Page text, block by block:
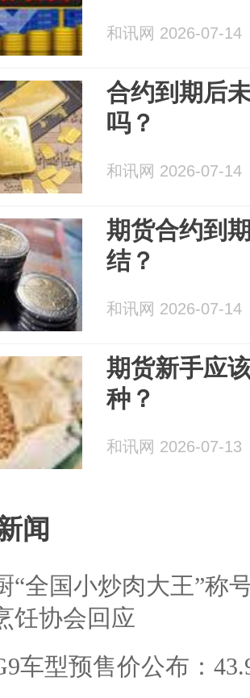
和讯网 2026-07-14
合约到期后
吗？
和讯网 2026-07-14
期货合约到
结？
和讯网 2026-07-14
期货新手应
种？
和讯网 2026-07-13
闻
“全国小炒肉大王”称
饪协会回应
车型预售价公布：